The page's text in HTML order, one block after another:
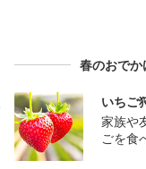
春のおで
いちご
家族や
ごを食